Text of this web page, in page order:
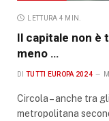
LETTURA 4 MIN.
Il capitale non è
meno …
DI TUTTI EUROPA 2024
Circola – anche tra
metropolitana